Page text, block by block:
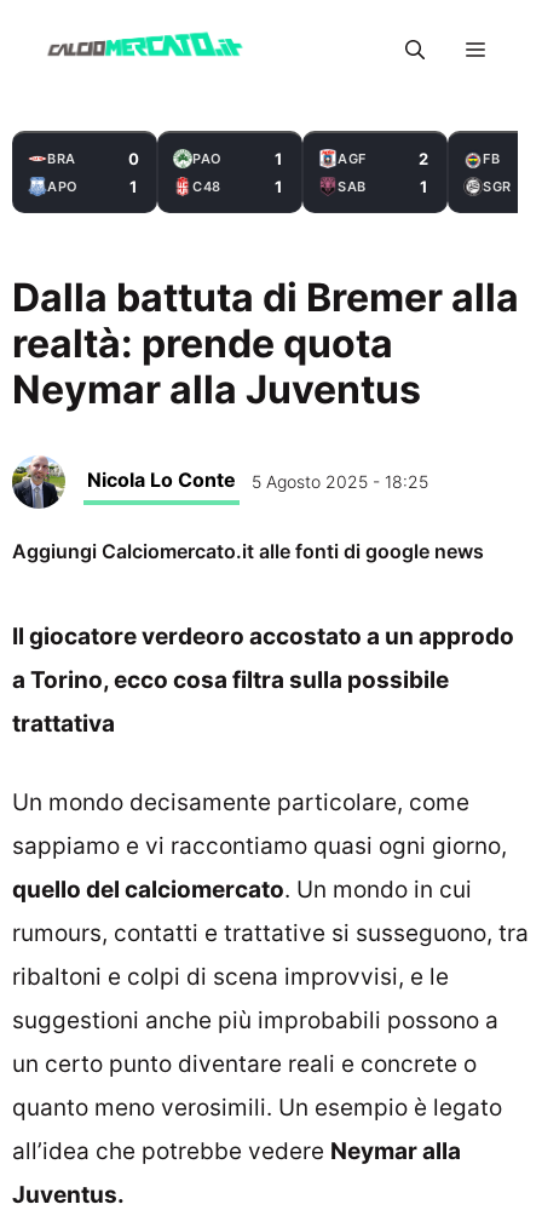
Menu
BRA 0
APO 1
PAO 1
C48 1
AGF 2
SAB 1
FB
SGR
Dalla battuta di Bremer alla
realtà: prende quota
Neymar alla Juventus
Nicola Lo Conte 5 Agosto 2025 - 18:25
Aggiungi Calciomercato.it alle fonti di google news
Il giocatore verdeoro accostato a un approdo
a Torino, ecco cosa filtra sulla possibile
trattativa
Un mondo decisamente particolare, come
sappiamo e vi raccontiamo quasi ogni giorno,
quello del calciomercato. Un mondo in cui
rumours, contatti e trattative si susseguono, tra
ribaltoni e colpi di scena improvvisi, e le
suggestioni anche più improbabili possono a
un certo punto diventare reali e concrete o
quanto meno verosimili. Un esempio è legato
all’idea che potrebbe vedere Neymar alla
Juventus.